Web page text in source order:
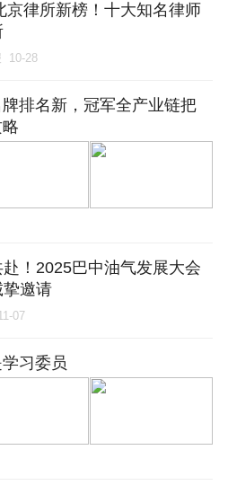
京律所新榜！十大知名律师
10-28
排名新，冠军全产业链把
！2025巴中油气发展大会
邀请
07
习委员